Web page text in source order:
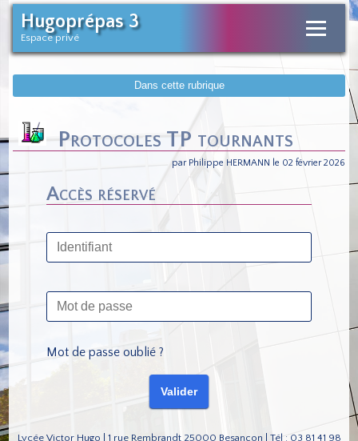
Hugoprépas 3
Espace privé
Dans cette rubrique
Protocoles TP tournants
par Philippe HERMANN le 02 février 2026
Accès réservé
Mot de passe oublié ?
Lycée Victor Hugo | 1 rue Rembrandt 25000 Besançon | Tél : 03 81 41 98